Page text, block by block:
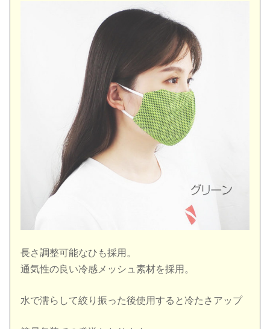
長さ調整可能なひも採用。
通気性の良い冷感メッシュ素材を採用。
水で濡らして絞り振った後使用すると冷たさアップ